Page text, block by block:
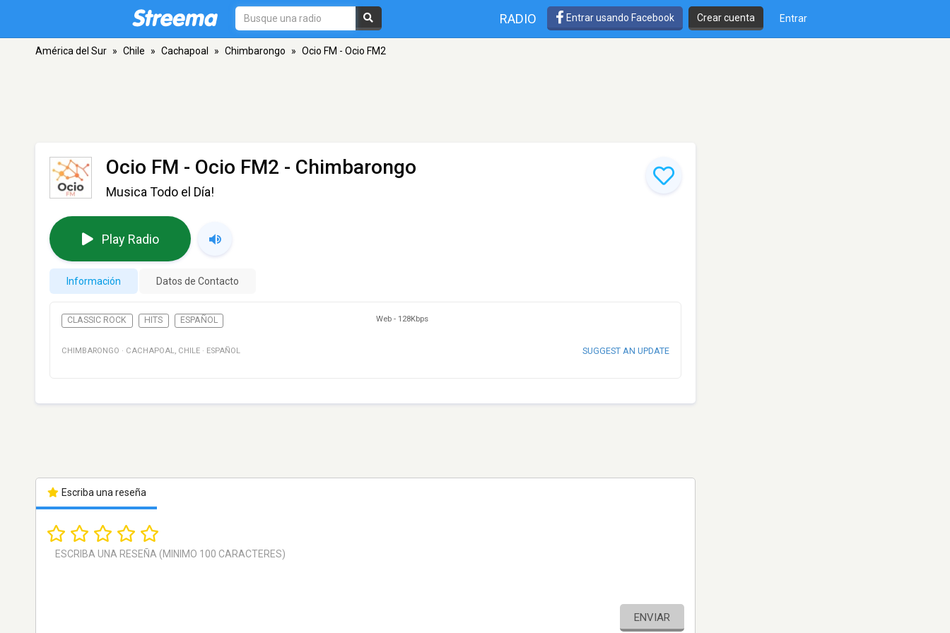
RADIO Entrar usando Facebook Crear cuenta Entrar
América del Sur » Chile » Cachapoal » Chimbarongo » Ocio FM - Ocio FM2
Ocio FM - Ocio FM2 - Chimbarongo
Musica Todo el Día!
Play Radio
Información Datos de Contacto
CLASSIC ROCK HITS ESPAÑOL Web - 128Kbps
CHIMBARONGO · CACHAPOAL, CHILE · ESPAÑOL SUGGEST AN UPDATE
Escriba una reseña
ENVIAR